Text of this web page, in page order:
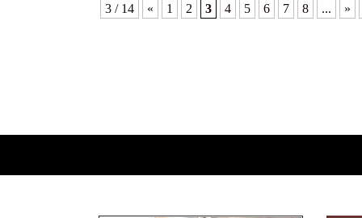
3 / 14 « 1 2 3 4 5 6 7 8 ... »